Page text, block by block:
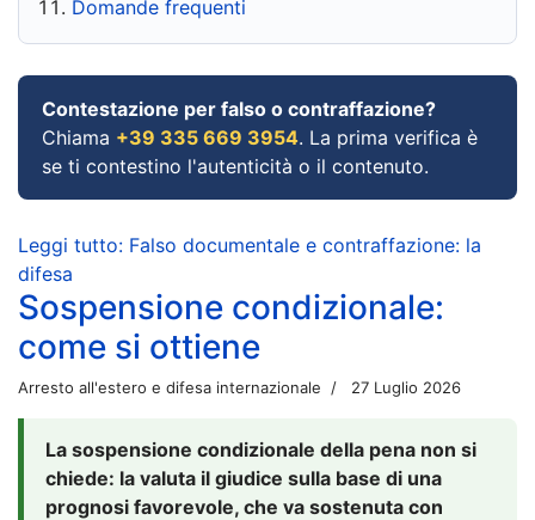
Domande frequenti
Contestazione per falso o contraffazione?
Chiama +39 335 669 3954. La prima verifica è
se ti contestino l'autenticità o il contenuto.
Leggi tutto: Falso documentale e contraffazione: la
difesa
Sospensione condizionale:
come si ottiene
Arresto all'estero e difesa internazionale 27 Luglio 2026
La sospensione condizionale della pena non si
chiede: la valuta il giudice sulla base di una
prognosi favorevole, che va sostenuta con